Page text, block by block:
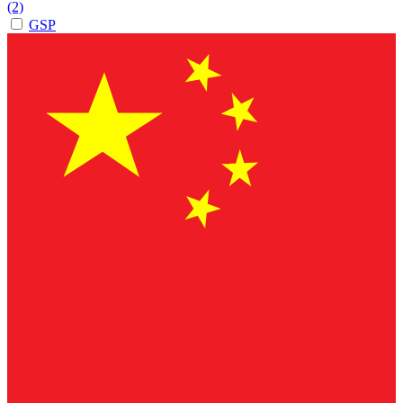
(2)
GSP